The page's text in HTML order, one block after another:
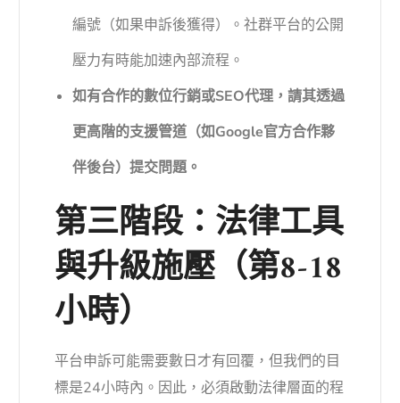
編號（如果申訴後獲得）。社群平台的公開
壓力有時能加速內部流程。
如有合作的數位行銷或SEO代理，請其透過
更高階的支援管道（如Google官方合作夥
伴後台）提交問題。
第三階段：法律工具
與升級施壓（第8-18
小時）
平台申訴可能需要數日才有回覆，但我們的目
標是24小時內。因此，必須啟動法律層面的程